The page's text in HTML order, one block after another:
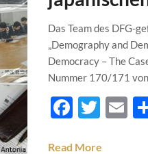
Das Team des DFG-
„Demography and
Democracy – The
Nummer 170/171
Read More